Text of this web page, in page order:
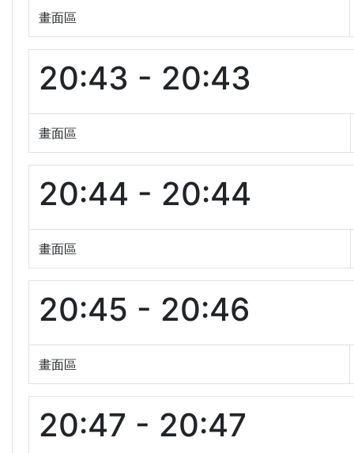
畫面區
20:43 - 20:43
畫面區
20:44 - 20:44
畫面區
20:45 - 20:46
畫面區
20:47 - 20:47